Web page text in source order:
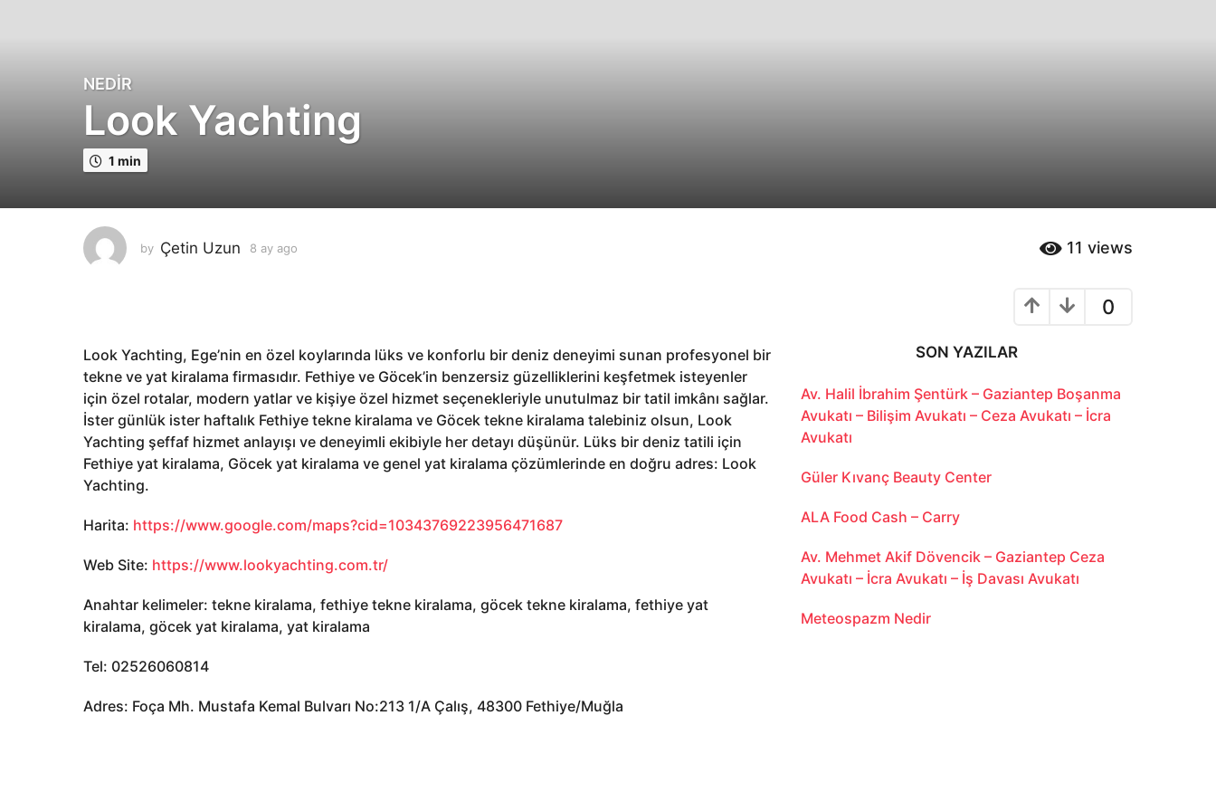
8
a
a
g
a
y
NEDIR
Look Yachting
1 min
by Çetin Uzun 8 ay ago 11 views
0
Look Yachting, Ege’nin en özel koylarında lüks ve konforlu bir deniz deneyimi sunan profesyonel bir
tekne ve yat kiralama firmasıdır. Fethiye ve Göcek’in benzersiz güzelliklerini keşfetmek isteyenler
için özel rotalar, modern yatlar ve kişiye özel hizmet seçenekleriyle unutulmaz bir tatil imkânı sağlar.
İster günlük ister haftalık Fethiye tekne kiralama ve Göcek tekne kiralama talebiniz olsun, Look
Yachting şeffaf hizmet anlayışı ve deneyimli ekibiyle her detayı düşünür. Lüks bir deniz tatili için
Fethiye yat kiralama, Göcek yat kiralama ve genel yat kiralama çözümlerinde en doğru adres: Look
Yachting.
Harita: https://www.google.com/maps?cid=10343769223956471687
Web Site: https://www.lookyachting.com.tr/
Anahtar kelimeler: tekne kiralama, fethiye tekne kiralama, göcek tekne kiralama, fethiye yat
kiralama, göcek yat kiralama, yat kiralama
Tel: 02526060814
Adres: Foça Mh. Mustafa Kemal Bulvarı No:213 1/A Çalış, 48300 Fethiye/Muğla
SON YAZILAR
Av. Halil İbrahim Şentürk – Gaziantep Boşanma
Avukatı – Bilişim Avukatı – Ceza Avukatı – İcra
Avukatı
Güler Kıvanç Beauty Center
ALA Food Cash – Carry
Av. Mehmet Akif Dövencik – Gaziantep Ceza
Avukatı – İcra Avukatı – İş Davası Avukatı
Meteospazm Nedir